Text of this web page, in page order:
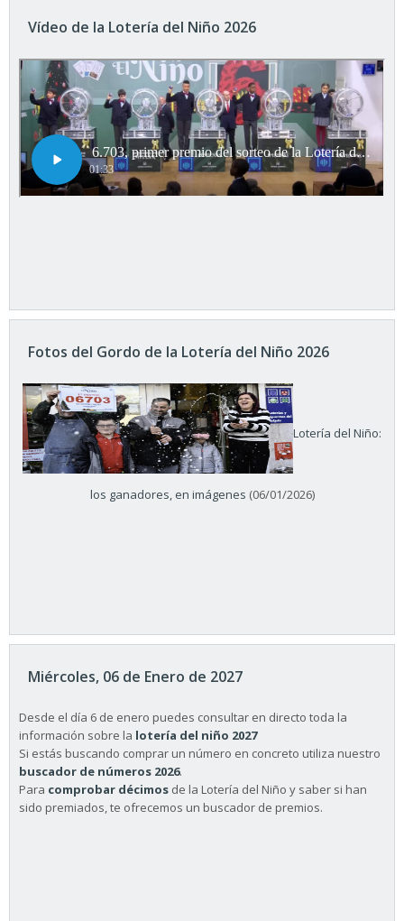
Vídeo de la Lotería del Niño 2026
Fotos del Gordo de la Lotería del Niño 2026
Lotería del Niño:
los ganadores, en imágenes (06/01/2026)
Miércoles, 06 de Enero de 2027
Desde el día 6 de enero puedes consultar en directo toda la
información sobre la lotería del niño 2027
Si estás buscando comprar un número en concreto utiliza nuestro
buscador de números 2026.
Para comprobar décimos de la Lotería del Niño y saber si han
sido premiados, te ofrecemos un buscador de premios.